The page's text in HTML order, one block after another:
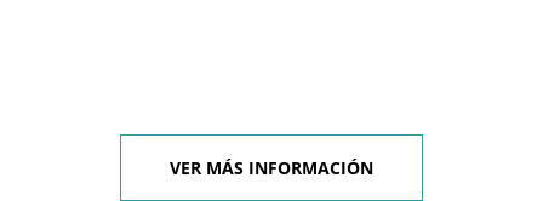
VER MÁS INFORMACIÓN